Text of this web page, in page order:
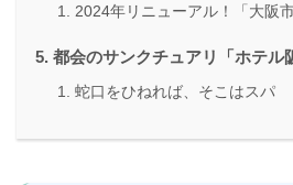
2024年リニューアル！「大阪
都会のサンクチュアリ「ホテル
蛇口をひねれば、そこはスパ